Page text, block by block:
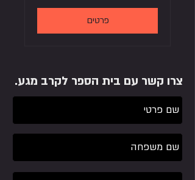
פרטים
צרו קשר עם בית הספר לקרב מגע.